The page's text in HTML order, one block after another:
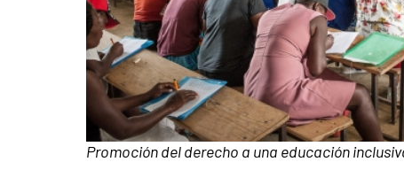
Pie de foto:
Promoción del derecho a una educación